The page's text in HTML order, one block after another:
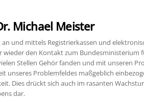
Michael Meister
und mittels Registrierkassen und
den Kontakt zum Bundesministerium
Stellen Gehör fanden und mit unseren
Problemfeldes maßgeblich
Dies drückt sich auch im rasanten
dar.